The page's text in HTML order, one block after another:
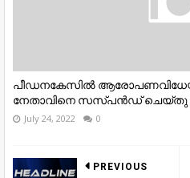
പീഡനകേസിൽ
നേതാവിനെ സസ്പൻഡ് ചെയ്തു
July 24, 2022 0
PREVIOUS